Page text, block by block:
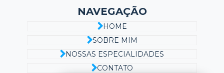
NAVEGAÇÃO
HOME
SOBRE MIM
NOSSAS ESPECIALIDADES
CONTATO